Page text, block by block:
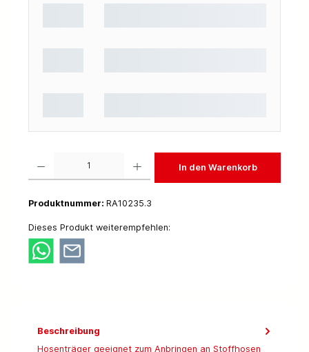
In den Warenkorb
Produktnummer: RA10235.3
Dieses Produkt weiterempfehlen:
Beschreibung
Hosenträger geeignet zum Anbringen an Stoffhosen